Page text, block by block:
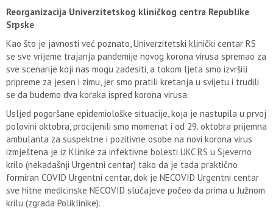
Reorganizacija Univerzitetskog kliničkog centra Republike
Srpske
Kao što je javnosti već poznato, Univerzitetski klinički centar RS
se sve vrijeme trajanja pandemije novog korona virusa spremao za
sve scenarije koji nas mogu zadesiti, a tokom ljeta smo izvršili
pripreme za jesen i zimu, jer smo pratili kretanja u svijetu i trudili
se da budemo dva koraka ispred korona virusa.
Usljed pogoršane epidemiološke situacije, koja je nastupila u prvoj
polovini oktobra, procijenili smo momenat i od 29. oktobra prijemna
ambulanta za suspektne i pozitivne osobe na novi korona virus
izmještena je iz Klinike za infektivne bolesti UKC RS u Sjeverno
krilo (nekadašnji Urgentni centar) tako da je tada praktično
formiran COVID Urgentni centar, dok je NECOVID Urgentni centar
sve hitne medicinske NECOVID slučajeve počeo da prima u Južnom
krilu (zgrada Poliklinike).